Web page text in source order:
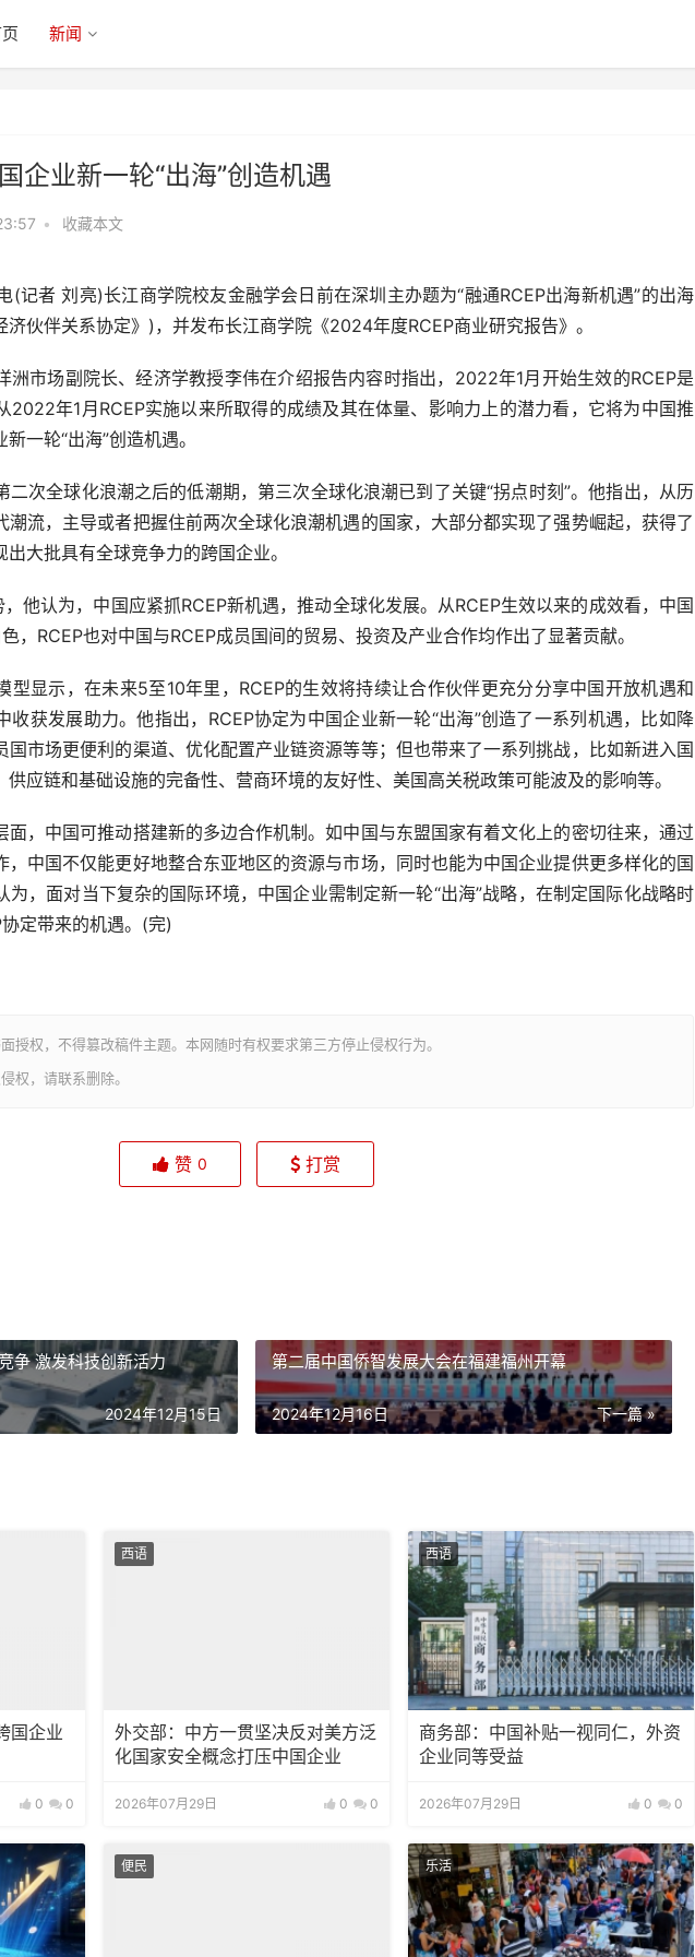
新闻
企业新一轮“出海”创造机遇
• 收藏本文
者 刘亮)长江商学院校友金融学会日前在深圳主办题为“融通RCEP出海新机遇”的出海
伙伴关系协定》)，并发布长江商学院《2024年度RCEP商业研究报告》。
市场副院长、经济学教授李伟在介绍报告内容时指出，2022年1月开始生效的RCEP是
2022年1月RCEP实施以来所取得的成绩及其在体量、影响力上的潜力看，它将为中国推
一轮“出海”创造机遇。
全球化浪潮之后的低潮期，第三次全球化浪潮已到了关键“拐点时刻”。他指出，从历
潮流，主导或者把握住前两次全球化浪潮机遇的国家，大部分都实现了强势崛起，获得了
大批具有全球竞争力的跨国企业。
认为，中国应紧抓RCEP新机遇，推动全球化发展。从RCEP生效以来的成效看，中国
，RCEP也对中国与RCEP成员国间的贸易、投资及产业合作均作出了显著贡献。
显示，在未来5至10年里，RCEP的生效将持续让合作伙伴更充分分享中国开放机遇和
收获发展助力。他指出，RCEP协定为中国企业新一轮“出海”创造了一系列机遇，比如降
国市场更便利的渠道、优化配置产业链资源等等；但也带来了一系列挑战，比如新进入国
应链和基础设施的完备性、营商环境的友好性、美国高关税政策可能波及的影响等。
中国可推动搭建新的多边合作机制。如中国与东盟国家有着文化上的密切往来，通过
，中国不仅能更好地整合东亚地区的资源与市场，同时也能为中国企业提供更多样化的国
为，面对当下复杂的国际环境，中国企业需制定新一轮“出海”战略，在制定国际化战略时
定带来的机遇。(完)
授权，不得篡改稿件主题。本网随时有权要求第三方停止侵权行为。
权，请联系删除。
赞 0 打赏
争 激发科技创新活力
2024年12月15日
第二届中国侨智发展大会在福建福州开幕
下一篇 »
2024年12月16日
国企业
0 0
西语
外交部：中方一贯坚决反对美方泛
化国家安全概念打压中国企业
2026年07月29日 0 0
西语
商务部：中国补贴一视同仁，外资
企业同等受益
2026年07月29日 0 0
便民 乐活